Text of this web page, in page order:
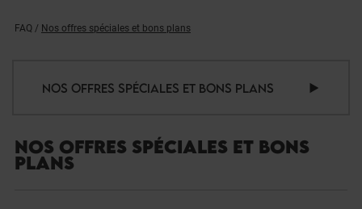
FAQ / Nos offres spéciales et bons plans
NOS OFFRES SPÉCIALES ET BONS PLANS
NOS OFFRES SPÉCIALES ET BONS
PLANS